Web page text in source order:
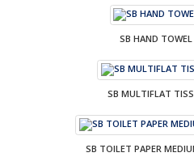
SB HAND TOWEL
SB MULTIFLAT
SB TOILET PAPER